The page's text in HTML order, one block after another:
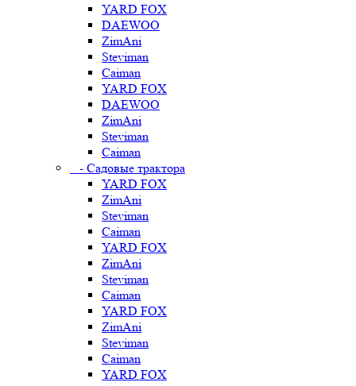
YARD FOX
DAEWOO
ZimAni
Steviman
Caiman
YARD FOX
DAEWOO
ZimAni
Steviman
Caiman
- Садовые трактора
YARD FOX
ZimAni
Steviman
Caiman
YARD FOX
ZimAni
Steviman
Caiman
YARD FOX
ZimAni
Steviman
Caiman
YARD FOX